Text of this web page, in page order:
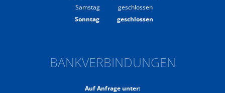
Von 08:30 bis 12:00 Uhr
Samstag
geschlossen
Sonntag
geschlossen
BANKVERBINDUNGEN
Auf Anfrage unter: